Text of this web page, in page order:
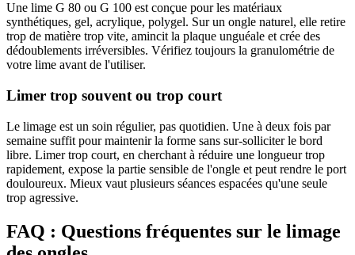
Une lime G 80 ou G 100 est conçue pour les matériaux
synthétiques, gel, acrylique, polygel. Sur un ongle naturel, elle retire
trop de matière trop vite, amincit la plaque unguéale et crée des
dédoublements irréversibles. Vérifiez toujours la granulométrie de
votre lime avant de l'utiliser.
Limer trop souvent ou trop court
Le limage est un soin régulier, pas quotidien. Une à deux fois par
semaine suffit pour maintenir la forme sans sur-solliciter le bord
libre. Limer trop court, en cherchant à réduire une longueur trop
rapidement, expose la partie sensible de l'ongle et peut rendre le port
douloureux. Mieux vaut plusieurs séances espacées qu'une seule
trop agressive.
FAQ : Questions fréquentes sur le limage